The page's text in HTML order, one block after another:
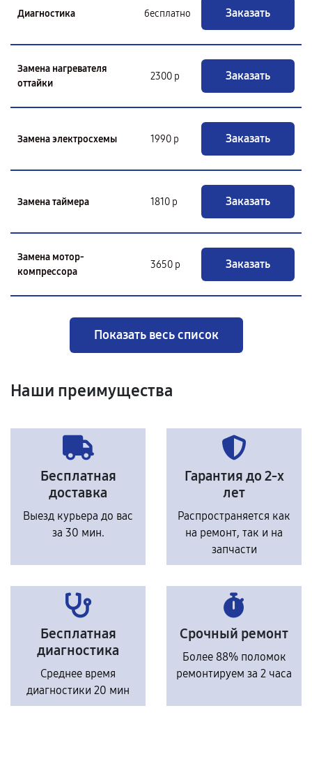
Диагностика бесплатно Заказать
Замена нагревателя
оттайки
2300 р Заказать
Замена электросхемы 1990 р Заказать
Замена таймера 1810 р Заказать
Замена мотор-
компрессора
3650 р Заказать
Показать весь список
Наши преимущества
Бесплатная
доставка
Выезд курьера до вас
за 30 мин.
Гарантия до 2-х
лет
Распространяется как
на ремонт, так и на
запчасти
Бесплатная
диагностика
Среднее время
диагностики 20 мин
Срочный ремонт
Более 88% поломок
ремонтируем за 2 часа